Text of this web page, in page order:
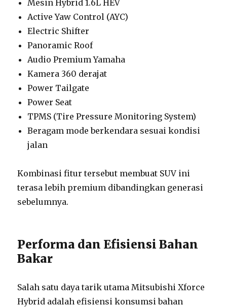
Mesin Hybrid 1.6L HEV
Active Yaw Control (AYC)
Electric Shifter
Panoramic Roof
Audio Premium Yamaha
Kamera 360 derajat
Power Tailgate
Power Seat
TPMS (Tire Pressure Monitoring System)
Beragam mode berkendara sesuai kondisi
jalan
Kombinasi fitur tersebut membuat SUV ini
terasa lebih premium dibandingkan generasi
sebelumnya.
Performa dan Efisiensi Bahan
Bakar
Salah satu daya tarik utama Mitsubishi Xforce
Hybrid adalah efisiensi konsumsi bahan